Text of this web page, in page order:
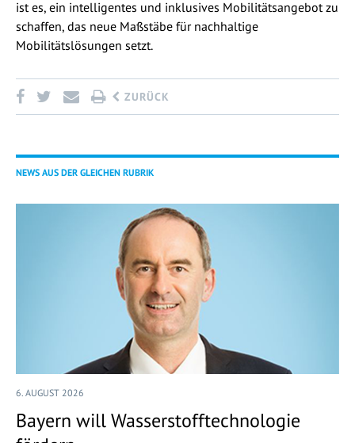
ist es, ein intelligentes und inklusives Mobilitätsangebot zu
schaffen, das neue Maßstäbe für nachhaltige
Mobilitätslösungen setzt.
ZURÜCK
NEWS AUS DER GLEICHEN RUBRIK
6. AUGUST 2026
Bayern will Wasserstofftechnologie